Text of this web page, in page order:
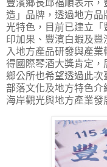
豐濱鄉長邱福順表示
造」品牌，透過地方
光特色，目前已建立
印加果、豐濱白蝦及
入地方產品研發與產
得國際琴酒大獎肯定，
鄉公所也希望透過此次
部落文化及地方特色
海岸觀光與地方產業發